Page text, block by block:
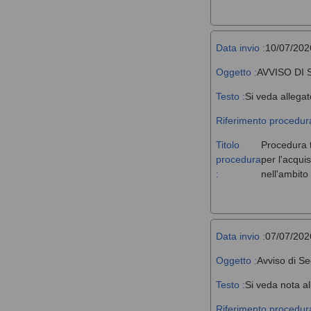
Data invio :10/07/
Oggetto :AVVISO DI
Testo :Si veda
Riferimento
Titolo
procedura
:
Procedura
per
Data invio :07/07/
Oggetto :Avviso di
Testo :Si veda nota